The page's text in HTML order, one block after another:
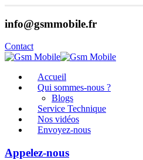
info@gsmmobile.fr
Contact
Accueil
Qui sommes-nous ?
Blogs
Service Technique
Nos vidéos
Envoyez-nous
Appelez-nous